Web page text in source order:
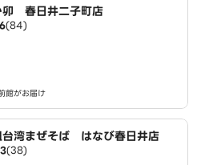
卯 春日井二子町店
(84)
館がお届け
台湾まぜそば はなび春日井店
(38)